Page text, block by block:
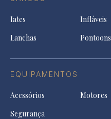
Iates Infláveis
Lanchas
Pontoons
EQUIPAMENTOS
Acessórios Motores
Segurança